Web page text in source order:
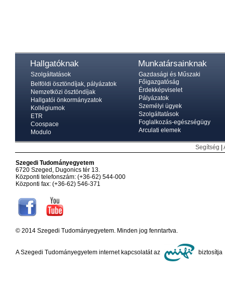
Hallgatóknak
Szolgáltatások
Belföldi ösztöndíjak, pályázatok
Nemzetközi ösztöndíjak
Hallgatói önkormányzatok
Kollégiumok
ETR
Coospace
Modulo
Munkatársainknak
Gazdasági és Műszaki
Főigazgatóság
Érdekképviselet
Pályázatok
Személyi ügyek
Szolgáltatások
Foglalkozás-egészségügy
Arculati elemek
Segítség
Szegedi Tudományegyetem
6720 Szeged, Dugonics tér 13.
Központi telefonszám: (+36-62) 544-000
Központi fax: (+36-62) 546-371
© 2014 Szegedi Tudományegyetem. Minden jog fenntartva.
A Szegedi Tudományegyetem internet kapcsolatát az biztosítja